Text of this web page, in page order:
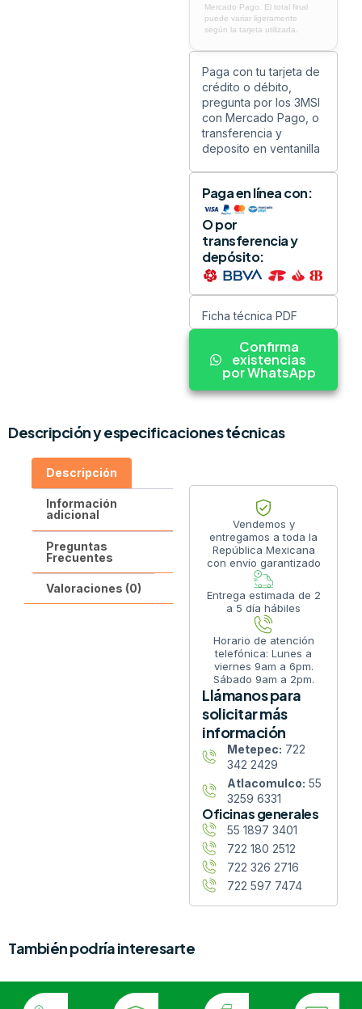
Mercado Pago. El total final
puede variar ligeramente
según la tarjeta utilizada.
Paga con tu tarjeta de
crédito o débito,
pregunta por los 3MSI
con Mercado Pago, o
transferencia y
deposito en ventanilla
Paga en línea con:
O por
transferencia y
depósito:
Ficha técnica PDF
Confirma
existencias
por WhatsApp
Descripción y especificaciones técnicas
Descripción
Información
adicional
Preguntas
Frecuentes
Valoraciones (0)
Vendemos y
entregamos a toda la
República Mexicana
con envío garantizado
Entrega estimada de 2
a 5 día hábiles
Horario de atención
telefónica: Lunes a
viernes 9am a 6pm.
Sábado 9am a 2pm.
Llámanos para
solicitar más
información
Metepec: 722
342 2429
Atlacomulco: 55
3259 6331
Oficinas generales
55 1897 3401
722 180 2512
722 326 2716
722 597 7474
También podría interesarte